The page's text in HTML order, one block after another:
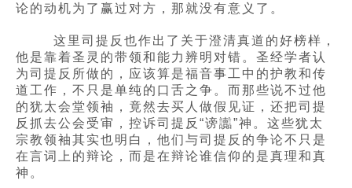
论的动机为了赢过对方，那就没有意义了。
这里司提反也作出了关于澄清真道的好榜样，
他是靠着圣灵的带领和能力辨明对错。圣经学者认
为司提反所做的，应该算是福音事工中的护教和传
道工作，不只是单纯的口舌之争。而那些说不过他
的犹太会堂领袖，竟然去买人做假见证，还把司提
反抓去公会受审，控诉司提反“谤讟”神。这些犹太
宗教领袖其实也明白，他们与司提反的争论不只是
在言词上的辩论，而是在辩论谁信仰的是真理和真
神。